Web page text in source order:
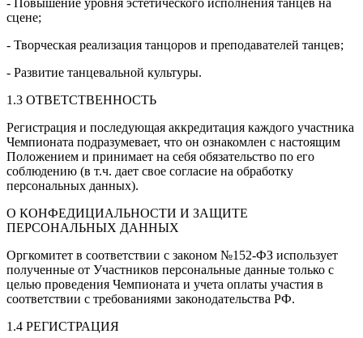
- Повышение уровня эстетического исполнения танцев на
сцене;
- Творческая реализация танцоров и преподавателей танцев;
- Развитие танцевальной культуры.
1.3 ОТВЕТСТВЕННОСТЬ
Регистрация и последующая аккредитация каждого участника
Чемпионата подразумевает, что он ознакомлен с настоящим
Положением и принимает на себя обязательство по его
соблюдению (в т.ч. дает свое согласие на обработку
персональных данных).
О КОНФЕДИЦИАЛЬНОСТИ И ЗАЩИТЕ
ПЕРСОНАЛЬНЫХ ДАННЫХ
Оргкомитет в соответствии с законом №152-ФЗ использует
полученные от Участников персональные данные только с
целью проведения Чемпионата и учета оплаты участия в
соответствии с требованиями законодательства РФ.
1.4 РЕГИСТРАЦИЯ